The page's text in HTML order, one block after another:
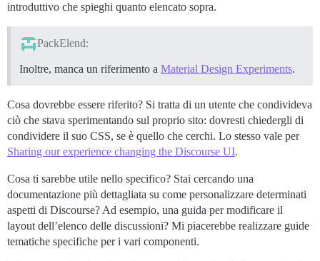
introduttivo che spieghi quanto elencato sopra.
PackElend:
Inoltre, manca un riferimento a Material Design Experiments.
Cosa dovrebbe essere riferito? Si tratta di un utente che condivideva
ciò che stava sperimentando sul proprio sito: dovresti chiedergli di
condividere il suo CSS, se è quello che cerchi. Lo stesso vale per
Sharing our experience changing the Discourse UI.
Cosa ti sarebbe utile nello specifico? Stai cercando una
documentazione più dettagliata su come personalizzare determinati
aspetti di Discourse? Ad esempio, una guida per modificare il
layout dell’elenco delle discussioni? Mi piacerebbe realizzare guide
tematiche specifiche per i vari componenti.